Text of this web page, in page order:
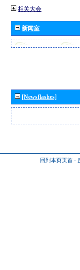
相关大会
新闻室
[Newsflashes]
回到本页页首 -